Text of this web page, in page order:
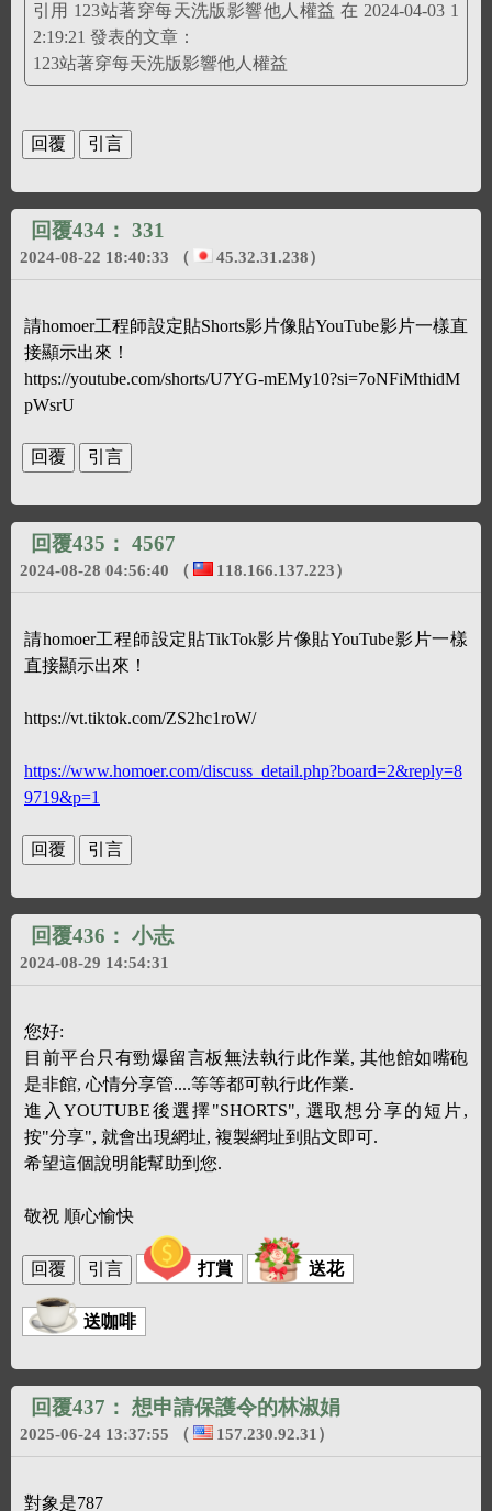
引用 123站著穿每天洗版影響他人權益 在 2024-04-03 1
2:19:21 發表的文章：
123站著穿每天洗版影響他人權益
回覆434： 331
2024-08-22 18:40:33 （ 45.32.31.238）
請homoer工程師設定貼Shorts影片像貼YouTube影片一樣直
接顯示出來！
https://youtube.com/shorts/U7YG-mEMy10?si=7oNFiMthidM
pWsrU
回覆435： 4567
2024-08-28 04:56:40 （ 118.166.137.223）
請homoer工程師設定貼TikTok影片像貼YouTube影片一樣
直接顯示出來！
https://vt.tiktok.com/ZS2hc1roW/
https://www.homoer.com/discuss_detail.php?board=2&reply=8
9719&p=1
回覆436： 小志
2024-08-29 14:54:31
您好:
目前平台只有勁爆留言板無法執行此作業, 其他館如嘴砲
是非館, 心情分享管....等等都可執行此作業.
進入YOUTUBE後選擇"SHORTS", 選取想分享的短片,
按"分享", 就會出現網址, 複製網址到貼文即可.
希望這個說明能幫助到您.
敬祝 順心愉快
打賞 送花
送咖啡
回覆437： 想申請保護令的林淑娟
2025-06-24 13:37:55 （ 157.230.92.31 ）
對象是787